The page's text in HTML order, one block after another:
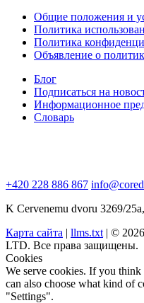
Общие положения и
Политика
Политика
Объявление о
Блог
Подписаться на
Информационное
Словарь
+420 228 886 867
K Cervenemu dvoru 3269/
Карта сайта | llms.txt | ©
LTD. Все права защищены.
Cookies
We serve cookies. If you
can also choose what kind of
"Settings".